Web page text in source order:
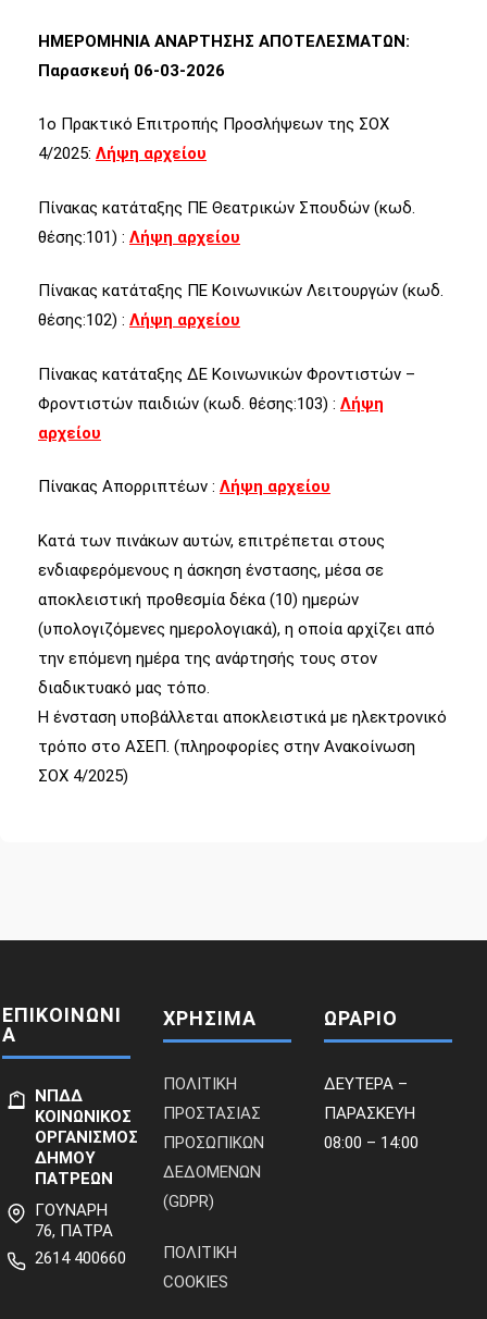
ΗΜΕΡΟΜΗΝΙΑ ΑΝΑΡΤΗΣΗΣ ΑΠΟΤΕΛΕΣΜΑΤΩΝ:
Παρασκευή 06-03-2026
1ο Πρακτικό Επιτροπής Προσλήψεων της ΣΟΧ
4/2025: Λήψη αρχείου
Πίνακας κατάταξης ΠΕ Θεατρικών Σπουδών (κωδ.
θέσης:101) : Λήψη αρχείου
Πίνακας κατάταξης ΠΕ Κοινωνικών Λειτουργών (κωδ.
θέσης:102) : Λήψη αρχείου
Πίνακας κατάταξης ΔΕ Κοινωνικών Φροντιστών –
Φροντιστών παιδιών (κωδ. θέσης:103) : Λήψη
αρχείου
Πίνακας Απορριπτέων : Λήψη αρχείου
Κατά των πινάκων αυτών, επιτρέπεται στους
ενδιαφερόμενους η άσκηση ένστασης, μέσα σε
αποκλειστική προθεσμία δέκα (10) ημερών
(υπολογιζόμενες ημερολογιακά), η οποία αρχίζει από
την επόμενη ημέρα της ανάρτησής τους στον
διαδικτυακό μας τόπο.
Η ένσταση υποβάλλεται αποκλειστικά με ηλεκτρονικό
τρόπο στο ΑΣΕΠ. (πληροφορίες στην Ανακοίνωση
ΣΟΧ 4/2025)
ΕΠΙΚΟΙΝΩΝΙ
Α
ΝΠΔΔ
ΚΟΙΝΩΝΙΚΟΣ
ΟΡΓΑΝΙΣΜΟΣ
ΔΗΜΟΥ
ΠΑΤΡΕΩΝ
ΓΟΥΝΑΡΗ
76, ΠΑΤΡΑ
2614 400660
ΧΡΗΣΙΜΑ
ΠΟΛΙΤΙΚΗ
ΠΡΟΣΤΑΣΙΑΣ
ΠΡΟΣΩΠΙΚΩΝ
ΔΕΔΟΜΕΝΩΝ
(GDPR)
ΠΟΛΙΤΙΚΗ
COOKIES
ΩΡΑΡΙΟ
ΔΕΥΤΕΡΑ –
ΠΑΡΑΣΚΕΥΗ
08:00 – 14:00